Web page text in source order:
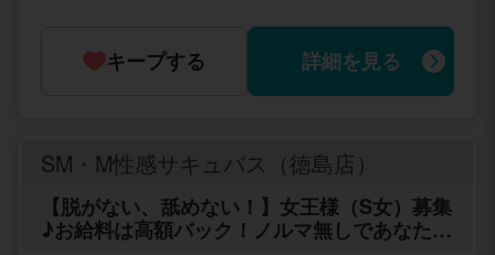
全てにお給料お持ち帰りプランを期間限
定でさせていただいていますので勇気を
もって気軽にお問合せだけでもお待ちし
日分のお給料全てお持ち帰れます！！ ◎
4日間体験入店の場合2日分のお給料全て
お持ち帰れます！！ ◎6日間体験入店の
場合3日分のお給料全てお持ち帰れま
す！！ ◎8日間体験入店の場合4日分の
キープする 詳細を見る
SM・M性感サキュバス（徳島店）
【脱がない、舐めない！】女王様（S女）募集
♪お給料は高額バック！ノルマ無しであなたの